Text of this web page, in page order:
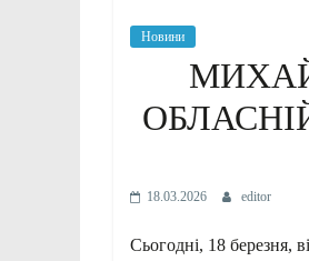
Новини
18.03.2026 editor
Сьогодні, 18 березня,